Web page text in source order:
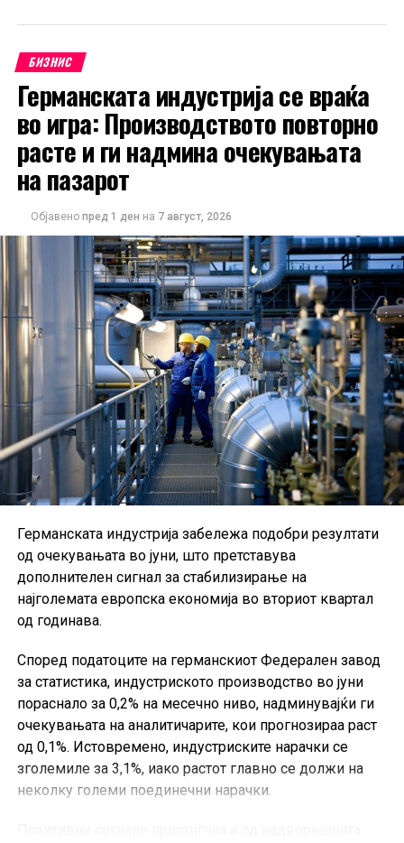
БИЗНИС
Германската индустрија се враќа
во игра: Производството повторно
расте и ги надмина очекувањата
на пазарот
Објавено пред 1 ден на 7 август, 2026
Германската индустрија забележа подобри резултати
од очекувањата во јуни, што претставува
дополнителен сигнал за стабилизирање на
најголемата европска економија во вториот квартал
од годинава.
Според податоците на германскиот Федерален завод
за статистика, индустриското производство во јуни
пораснало за 0,2% на месечно ниво, надминувајќи ги
очекувањата на аналитичарите, кои прогнозираа раст
од 0,1%. Истовремено, индустриските нарачки се
зголемиле за 3,1%, иако растот главно се должи на
неколку големи поединечни нарачки.